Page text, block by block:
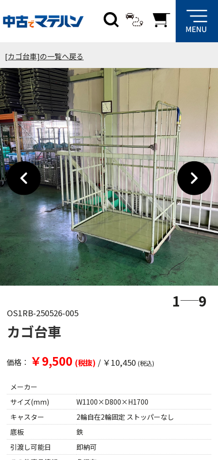
[カゴ台車]の一覧へ戻る
1 9
OS1RB-250526-005
カゴ台車
価格： ￥9,500 (税抜) / ￥10,450 (税込)
メーカー
サイズ(mm)
W1100×D800×H1700
キャスター
2輪自在2輪固定 ストッパーなし
底板
鉄
引渡し可能日
即納可